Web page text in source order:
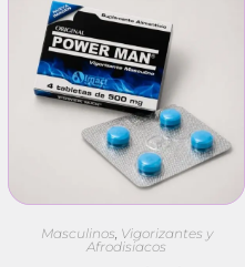
Masculinos Vigorizantes y
Afrodisiacos